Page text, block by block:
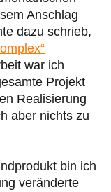
Anschlag
dazu schrieb,
war ich
Projekt
Realisierung
aber nichts zu
bin ich
veränderte